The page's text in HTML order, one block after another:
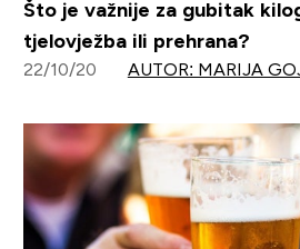
Što je važnije za gubitak
tjelovježba ili prehrana?
22/10/20 AUTOR: MARIJA